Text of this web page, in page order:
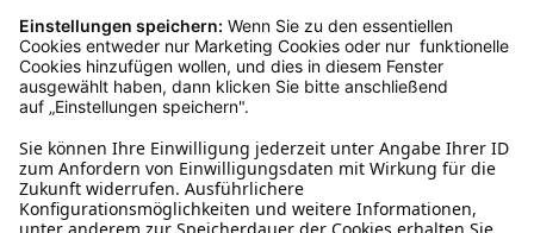
Schreibe uns
verkauf@schecker.de
WhatsApp Support
+49 1520 8997191